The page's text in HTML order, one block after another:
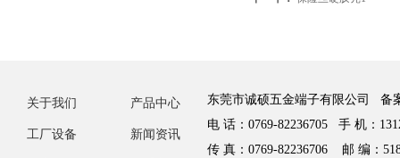
关于我们 产品中心
工厂设备 新闻资讯
东莞市诚硕五金端子有限公司 备
电 话：0769-82236705 手 机：
传 真：0769-82236706 邮 编：